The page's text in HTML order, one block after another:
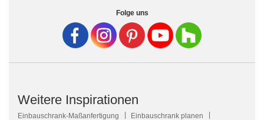
Folge uns
Weitere Inspirationen
Einbauschrank-Maßanfertigung
Einbauschrank planen